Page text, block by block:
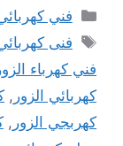
التصنيفات
فني
الوسوم
فنى
فني كهرباء الزور
كهربائي الزور ,
كهربجي الزور ,